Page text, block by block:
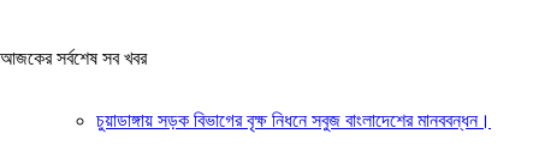
আজকের সর্বশেষ সব খবর
চুয়াডাঙ্গায় সড়ক বিভাগের বৃক্ষ নিধনে সবুজ বাংলাদেশের মানববন্ধন।